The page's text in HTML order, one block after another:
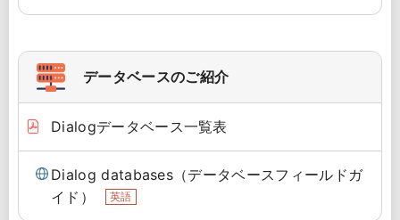
データベースのご紹介
Dialogデータベース一覧表
Dialog databases（データベースフィールドガ
イド）
英語